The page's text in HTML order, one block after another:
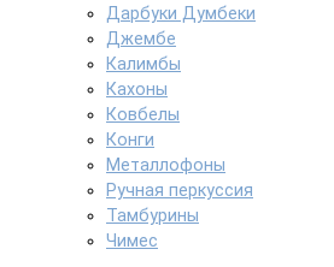
Дарбуки Думбеки
Джембе
Калимбы
Кахоны
Ковбелы
Конги
Металлофоны
Ручная перкуссия
Тамбурины
Чимес